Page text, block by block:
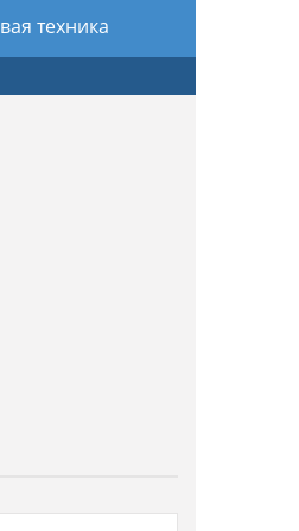
техника
и обихода